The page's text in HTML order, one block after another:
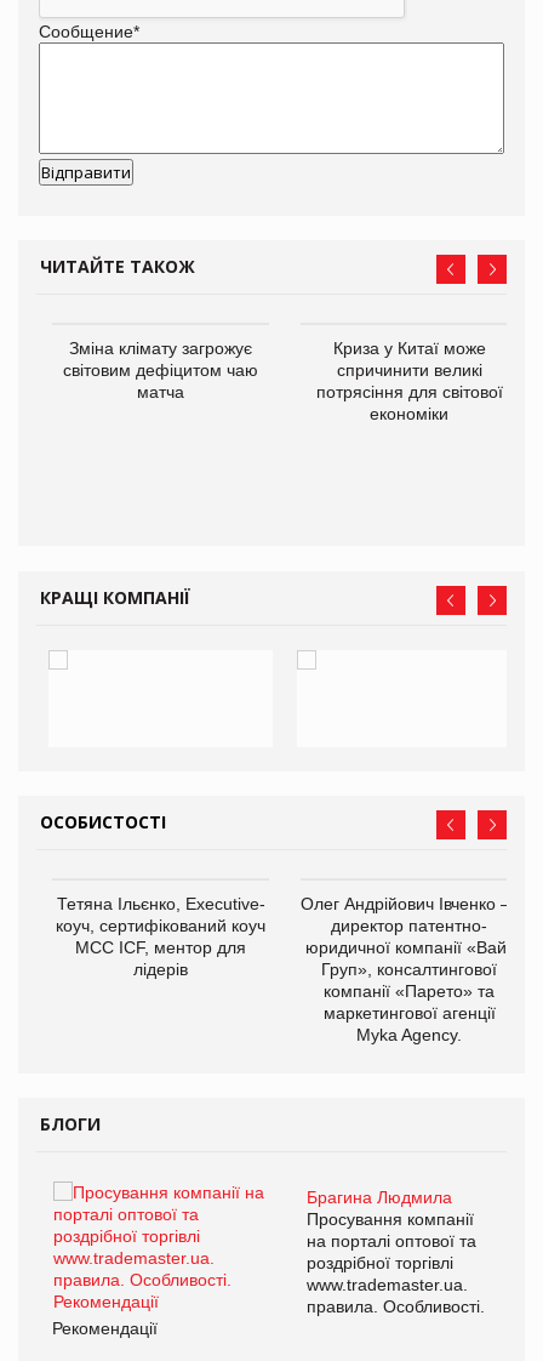
Сообщение*
ЧИТАЙТЕ ТАКОЖ
Зміна клімату загрожує
світовим дефіцитом чаю
матча
Криза у Китаї може
спричинити великі
потрясіння для світової
економіки
КРАЩІ КОМПАНІЇ
ОСОБИСТОСТІ
Тетяна Ільєнко, Executive-
коуч, сертифікований коуч
МСС ICF, ментор для
лідерів
Олег Андрійович Івченко —
директор патентно-
юридичної компанії «Вайз
Груп», консалтингової
компанії «Парето» та
маркетингової агенції
Myka Agency.
БЛОГИ
Брагина Людмила
Просування компанії
на порталі оптової та
роздрібної торгівлі
www.trademaster.ua.
правила. Особливості.
Рекомендації